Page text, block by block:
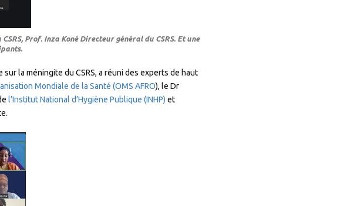
Prof. Inza Koné Directeur général du CSRS. Et une
la méningite du CSRS, a réuni des experts de haut
Mondiale de la Santé (OMS AFRO), le Dr
l’Institut National d’Hygiène Publique (INHP) et